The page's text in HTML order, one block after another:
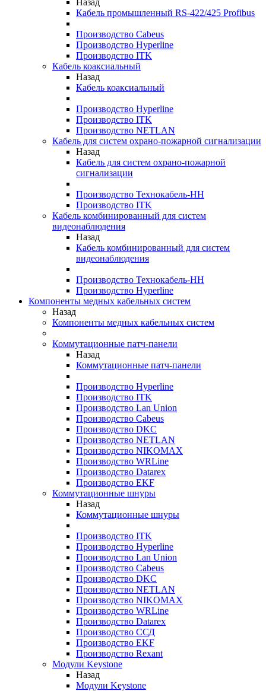
Назад
Кабель промышленный RS-422/425 Profibus
Производство Cabeus
Производство Hyperline
Производство ITK
Кабель коаксиальный
Назад
Кабель коаксиальный
Производство Hyperline
Производство ITK
Производство NETLAN
Кабель для систем охрано-пожарной сигнализации
Назад
Кабель для систем охрано-пожарной
сигнализации
Производство Технокабель-НН
Производство ITK
Кабель комбинированный для систем
видеонаблюдения
Назад
Кабель комбинированный для систем
видеонаблюдения
Производство Технокабель-НН
Производство Hyperline
Компоненты медных кабельных систем
Назад
Компоненты медных кабельных систем
Коммутационные патч-панели
Назад
Коммутационные патч-панели
Производство Hyperline
Производство ITK
Производство Lan Union
Производство Cabeus
Производство DKC
Производство NETLAN
Производство NIKOMAX
Производство WRLine
Производство Datarex
Производство EKF
Коммутационные шнуры
Назад
Коммутационные шнуры
Производство ITK
Производство Hyperline
Производство Lan Union
Производство Cabeus
Производство DKC
Производство NETLAN
Производство NIKOMAX
Производство WRLine
Производство Datarex
Производство ССД
Производство EKF
Производство Rexant
Модули Keystone
Назад
Модули Keystone